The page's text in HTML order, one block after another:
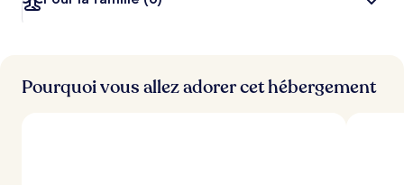
Pourquoi vous allez adorer cet hébergement